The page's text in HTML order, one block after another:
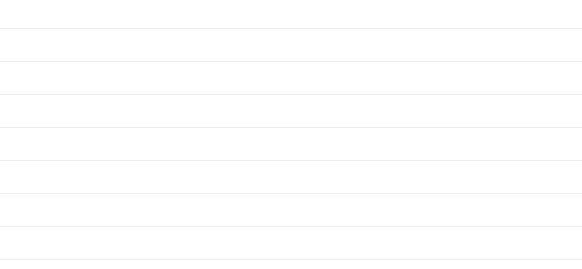
Musnahkan Hampir Dua Kilogram Narkotika Jenis Sabu